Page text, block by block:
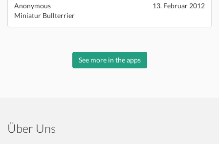
Anonymous
13. Februar 2012
Miniatur Bullterrier
See more in the apps
Über Uns